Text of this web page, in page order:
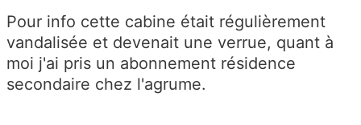
Pour info cette cabine était régulièrement
vandalisée et devenait une verrue, quant à
moi j'ai pris un abonnement résidence
secondaire chez l'agrume.